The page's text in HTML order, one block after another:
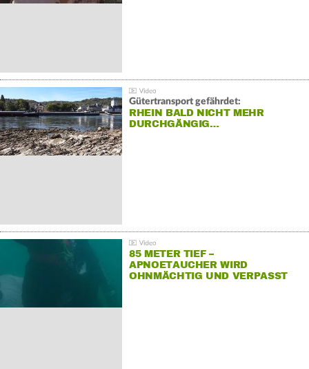
Gütertransport gefährdet:
RHEIN BALD NICHT MEHR
DURCHGÄNGIG…
85 METER TIEF –
APNOETAUCHER WIRD
OHNMÄCHTIG UND VERPASST